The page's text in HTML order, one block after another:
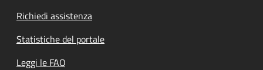
Richiedi assistenza
Statistiche del portale
Leggi le FAQ